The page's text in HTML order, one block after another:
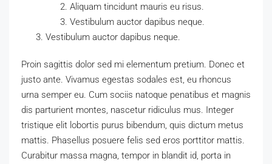
Aliquam tincidunt mauris eu risus.
Vestibulum auctor dapibus neque.
Vestibulum auctor dapibus neque.
Proin sagittis dolor sed mi elementum pretium. Donec et
justo ante. Vivamus egestas sodales est, eu rhoncus
urna semper eu. Cum sociis natoque penatibus et magnis
dis parturient montes, nascetur ridiculus mus. Integer
tristique elit lobortis purus bibendum, quis dictum metus
mattis. Phasellus posuere felis sed eros porttitor mattis.
Curabitur massa magna, tempor in blandit id, porta in